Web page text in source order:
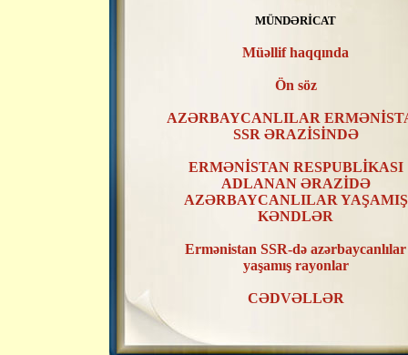
MÜNDƏRİCAT
Müəllif haqqında
Ön söz
AZƏRBAYCANLILAR
SSR ƏRAZİSİNDƏ
ERMƏNİSTAN RESPUBLİKASI
ADLANAN ƏRAZİDƏ
AZƏRBAYCANLILAR YAŞAMIŞ
KƏNDLƏR
Ermənistan SSR-də azərbaycanlılar
yaşamış rayonlar
CƏDVƏLLƏR